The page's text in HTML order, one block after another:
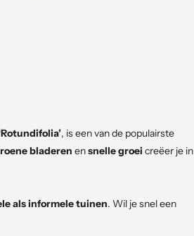
, is een van de populairste
bladeren ensnelle groei creëer je in
als informele tuinen. Wil je snel een